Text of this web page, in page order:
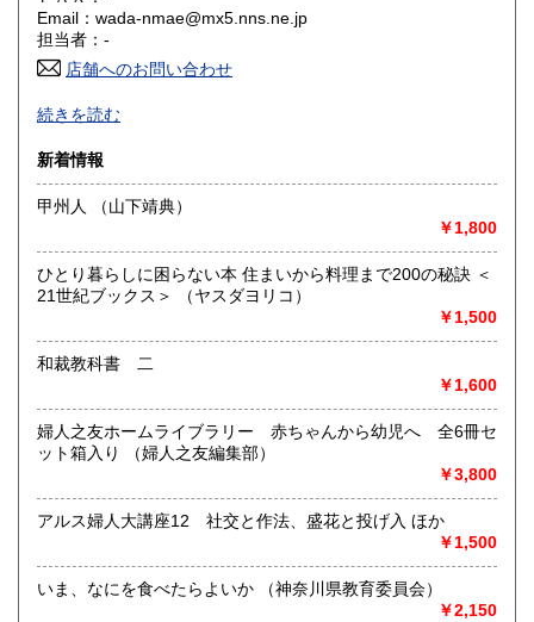
香川県 愛媛県
高知県 600円
佐賀県
熊本県 600円 大分県 600円
600円
沖縄県 600円
Email：wada-nmae@mx5.nns.ne.jp
担当者：-
店舗へのお問い合わせ
最寄駅：中央本線甲府駅
営業時間：ネットのみの営業です。実店舗はありません。
定休日：毎週月曜日ですが、メールでの受注確認、発送はほ
書籍の買取について
山梨県内出張買取いたします。055-252-8511あてにご連絡く
ださい。
-
続きを読む
新着情報
甲州人 （山下靖典）
￥1,800
ひとり暮らしに困らない本 住まいから料理まで200の秘訣 ＜
21世紀ブックス＞ （ヤスダヨリコ）
￥1,500
和裁教科書 二
￥1,600
婦人之友ホームライブラリー 赤ちゃんから幼児へ 全6冊セ
ット箱入り （婦人之友編集部）
￥3,800
アルス婦人大講座12 社交と作法、盛花と投げ入 ほか
￥1,500
いま、なにを食べたらよいか （神奈川県教育委員会）
￥2,150